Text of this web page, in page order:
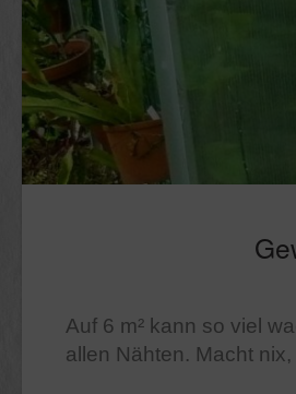
Auf 6 m² kann so viel
allen Nähten. Macht